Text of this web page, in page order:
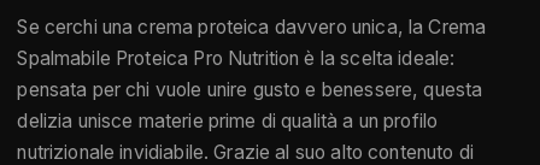
Se cerchi una crema proteica davvero unica, la Crema
Spalmabile Proteica Pro Nutrition è la scelta ideale:
pensata per chi vuole unire gusto e benessere, questa
delizia unisce materie prime di qualità a un profilo
nutrizionale invidiabile. Grazie al suo alto contenuto di